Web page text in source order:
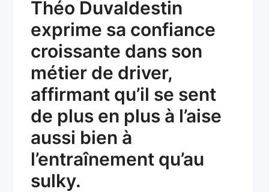
Théo Duvaldestin
exprime sa confiance
croissante dans son
métier de driver,
affirmant qu’il se sent
de plus en plus à l’aise
aussi bien à
l’entraînement qu’au
sulky.